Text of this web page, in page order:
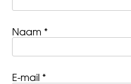
Naam *
E-mail *